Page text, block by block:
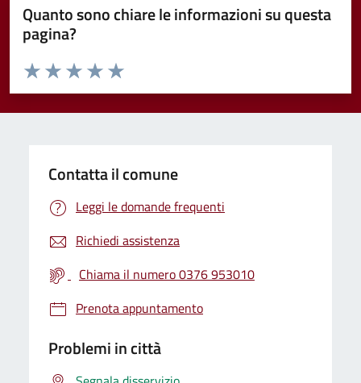
Quanto sono chiare le informazioni su questa
pagina?
Valuta da 1 a 5 stelle la pagina
Valuta 5 stelle su 5
Valuta 4 stelle su 5
Valuta 3 stelle su 5
Valuta 2 stelle su 5
Valuta 1 stelle su 5
Contatta il comune
Leggi le domande frequenti
Richiedi assistenza
Chiama il numero 0376 953010
Prenota appuntamento
Problemi in città